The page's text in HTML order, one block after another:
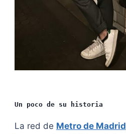
Un poco de su historia
La red de Metro de Madrid